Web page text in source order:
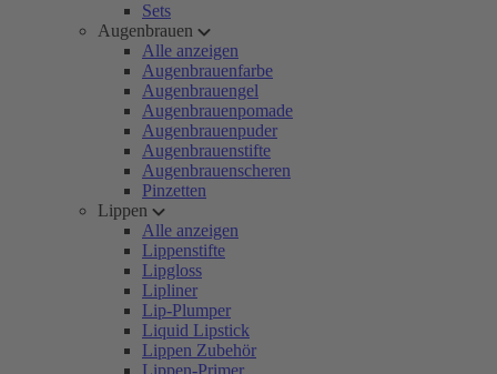
Sets
Augenbrauen
Alle anzeigen
Augenbrauenfarbe
Augenbrauengel
Augenbrauenpomade
Augenbrauenpuder
Augenbrauenstifte
Augenbrauenscheren
Pinzetten
Lippen
Alle anzeigen
Lippenstifte
Lipgloss
Lipliner
Lip-Plumper
Liquid Lipstick
Lippen Zubehör
Lippen-Primer